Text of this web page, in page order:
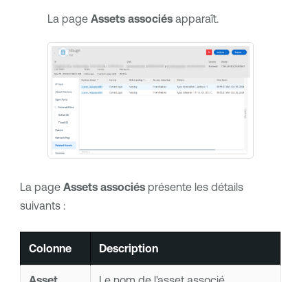
La page Assets associésapparaît.
La page Assets associésprésente les détails
suivants :
Colonne Description